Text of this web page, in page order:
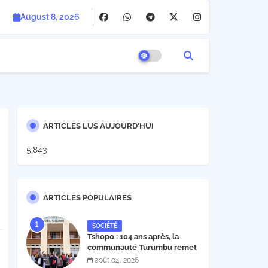
August 8, 2026
ARTICLES LUS AUJOURD'HUI
5,843
ARTICLES POPULAIRES
SOCIÉTÉ
Tshopo : 104 ans après, la
communauté Turumbu remet
enfin son cahier des charges à
août 04, 2026